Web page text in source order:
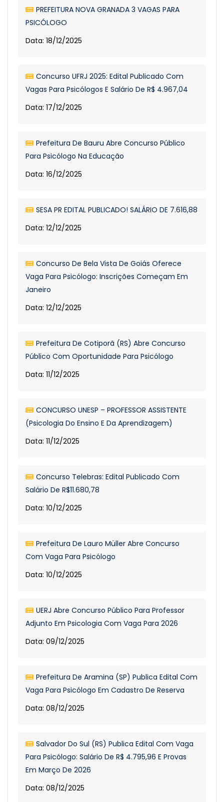
PREFEITURA NOVA GRANADA 3 VAGAS PARA
PSICÓLOGO
Data: 18/12/2025
Concurso UFRJ 2025: Edital Publicado Com
Vagas Para Psicólogos E Salário De R$ 4.967,04
Data: 17/12/2025
Prefeitura De Bauru Abre Concurso Público
Para Psicólogo Na Educação
Data: 16/12/2025
SESA PR EDITAL PUBLICADO! SALÁRIO DE 7.616,88
Data: 12/12/2025
Concurso De Bela Vista De Goiás Oferece
Vaga Para Psicólogo: Inscrições Começam Em
Janeiro
Data: 12/12/2025
Prefeitura De Cotiporã (RS) Abre Concurso
Público Com Oportunidade Para Psicólogo
Data: 11/12/2025
CONCURSO UNESP – PROFESSOR ASSISTENTE
(Psicologia Do Ensino E Da Aprendizagem)
Data: 11/12/2025
Concurso Telebras: Edital Publicado Com
Salário De R$11.680,78
Data: 10/12/2025
Prefeitura De Lauro Müller Abre Concurso
Com Vaga Para Psicólogo
Data: 10/12/2025
UERJ Abre Concurso Público Para Professor
Adjunto Em Psicologia Com Vaga Para 2026
Data: 09/12/2025
Prefeitura De Aramina (SP) Publica Edital Com
Vaga Para Psicólogo Em Cadastro De Reserva
Data: 08/12/2025
Salvador Do Sul (RS) Publica Edital Com Vaga
Para Psicólogo: Salário De R$ 4.795,96 E Provas
Em Março De 2026
Data: 08/12/2025